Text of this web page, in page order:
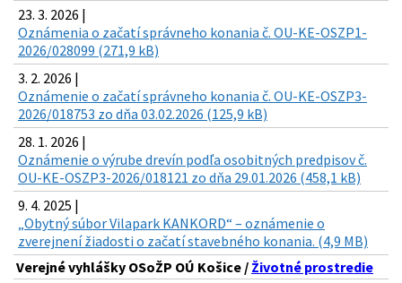
23. 3. 2026 |
Oznámenia o začatí správneho konania č. OU-KE-OSZP1-
2026/028099 (271,9 kB)
3. 2. 2026 |
Oznámenie o začatí správneho konania č. OU-KE-OSZP3-
2026/018753 zo dňa 03.02.2026 (125,9 kB)
28. 1. 2026 |
Oznámenie o výrube drevín podľa osobitných predpisov č.
OU-KE-OSZP3-2026/018121 zo dňa 29.01.2026 (458,1 kB)
9. 4. 2025 |
„Obytný súbor Vilapark KANKORD“ – oznámenie o
zverejnení žiadosti o začatí stavebného konania. (4,9 MB)
Verejné vyhlášky OSoŽP OÚ Košice / Životné prostredie